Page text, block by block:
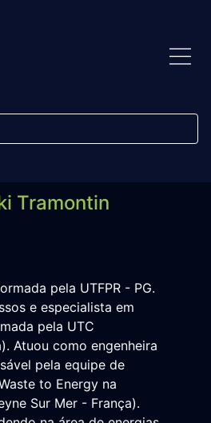
Tramontin
pela UTFPR - PG.
e especialista em
pela UTC
Atuou como engenheira
pela equipe de
to Energy na
Sur Mer - França).